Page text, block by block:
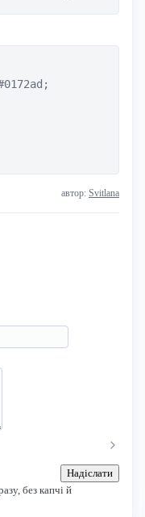
автор: Svitlana
Надіслати
без капчі й